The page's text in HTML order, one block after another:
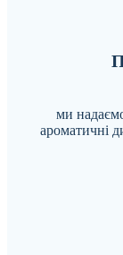
ми
ароматичні